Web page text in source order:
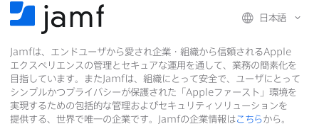
日本語
Jamfは、​エンドユーザから​愛され企業・組織から​信頼されるApple
エクスペリエンスの​管理と​セキュアな​運用を​通して、​業務の​簡素化を​
目指しています。​また Jamfは、​組織に​とって​安全で、​ユーザに​とって​
シンプルかつプライバシーが​保護された​「 Appleファースト」環境を​
実現する​ための​包括的な​管理および​セキュリティソリューションを​
提供する、​世界で​唯一の​企業です。
Jamfの​企業情報はこちらから。